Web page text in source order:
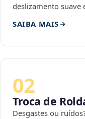
deslizamento suave
SAIBA MAIS
02
Troca de
Desgastes ou